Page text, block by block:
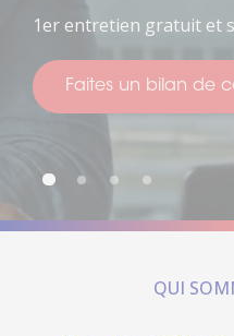
Pour penser à votre
Faites un bilan de
QUI